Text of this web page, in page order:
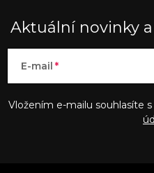
Aktuální novinky a
E-mail
Vložením e-mailu souhlasíte s